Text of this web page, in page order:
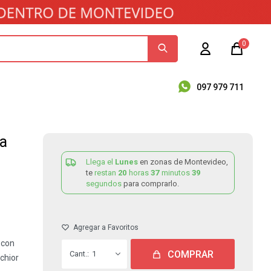
097 979 711
0
Llega el Lunes en zonas de Montevideo,
te restan 20 horas 37 minutos 39
segundos para comprarlo.
1 COMPRAR